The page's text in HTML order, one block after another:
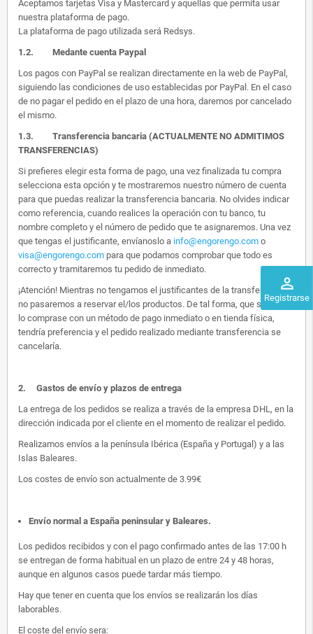
perm_identity
Registrarse
Aceptamos tarjetas Visa y Mastercard y aquellas que permita usar
nuestra plataforma de pago.
La plataforma de pago utilizada será Redsys.
1.2. Medante cuenta Paypal
Los pagos con PayPal se realizan directamente en la web de PayPal,
siguiendo las condiciones de uso establecidas por PayPal. En el caso
de no pagar el pedido en el plazo de una hora, daremos por cancelado
el mismo.
1.3. Transferencia bancaria (ACTUALMENTE NO ADMITIMOS
TRANSFERENCIAS)
Si prefieres elegir esta forma de pago, una vez finalizada tu compra
selecciona esta opción y te mostraremos nuestro número de cuenta
para que puedas realizar la transferencia bancaria. No olvides indicar
como referencia, cuando realices la operación con tu banco, tu
nombre completo y el número de pedido que te asignaremos. Una vez
que tengas el justificante, envíanoslo a info@engorengo.com o
visa@engorengo.com para que podamos comprobar que todo es
correcto y tramitaremos tu pedido de inmediato.
¡Atención! Mientras no tengamos el justificantes de la transferencia,
no pasaremos a reservar el/los productos. De tal forma, que si alguien
lo comprase con un método de pago inmediato o en tienda física,
tendría preferencia y el pedido realizado mediante transferencia se
cancelaría.
2. Gastos de envío y plazos de entrega
La entrega de los pedidos se realiza a través de la empresa DHL, en la
dirección indicada por el cliente en el momento de realizar el pedido.
Realizamos envíos a la península Ibérica (España y Portugal) y a las
Islas Baleares.
Los costes de envío son actualmente de 3.99€
Envío normal a España peninsular y Baleares.
Los pedidos recibidos y con el pago confirmado antes de las 17:00 h
se entregan de forma habitual en un plazo de entre 24 y 48 horas,
aunque en algunos casos puede tardar más tiempo.
Hay que tener en cuenta que los envíos se realizarán los días
laborables.
El coste del envío sera: